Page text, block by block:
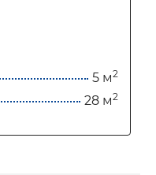
5 м2
28 м2